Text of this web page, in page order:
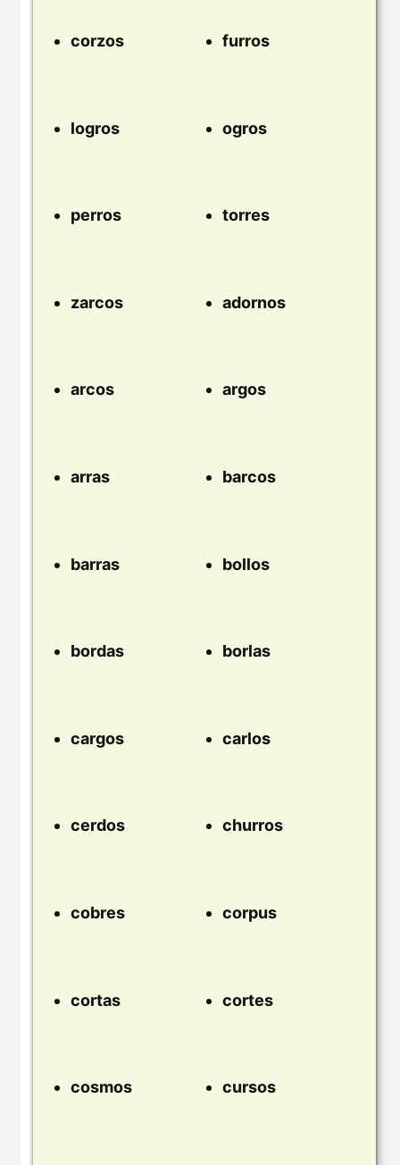
corzos furros
logros ogros
perros torres
zarcos adornos
arcos argos
arras barcos
barras bollos
bordas borlas
cargos carlos
cerdos churros
cobres corpus
cortas cortes
cosmos cursos